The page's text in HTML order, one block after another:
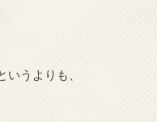
うよりも、